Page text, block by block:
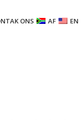
ONS AF EN